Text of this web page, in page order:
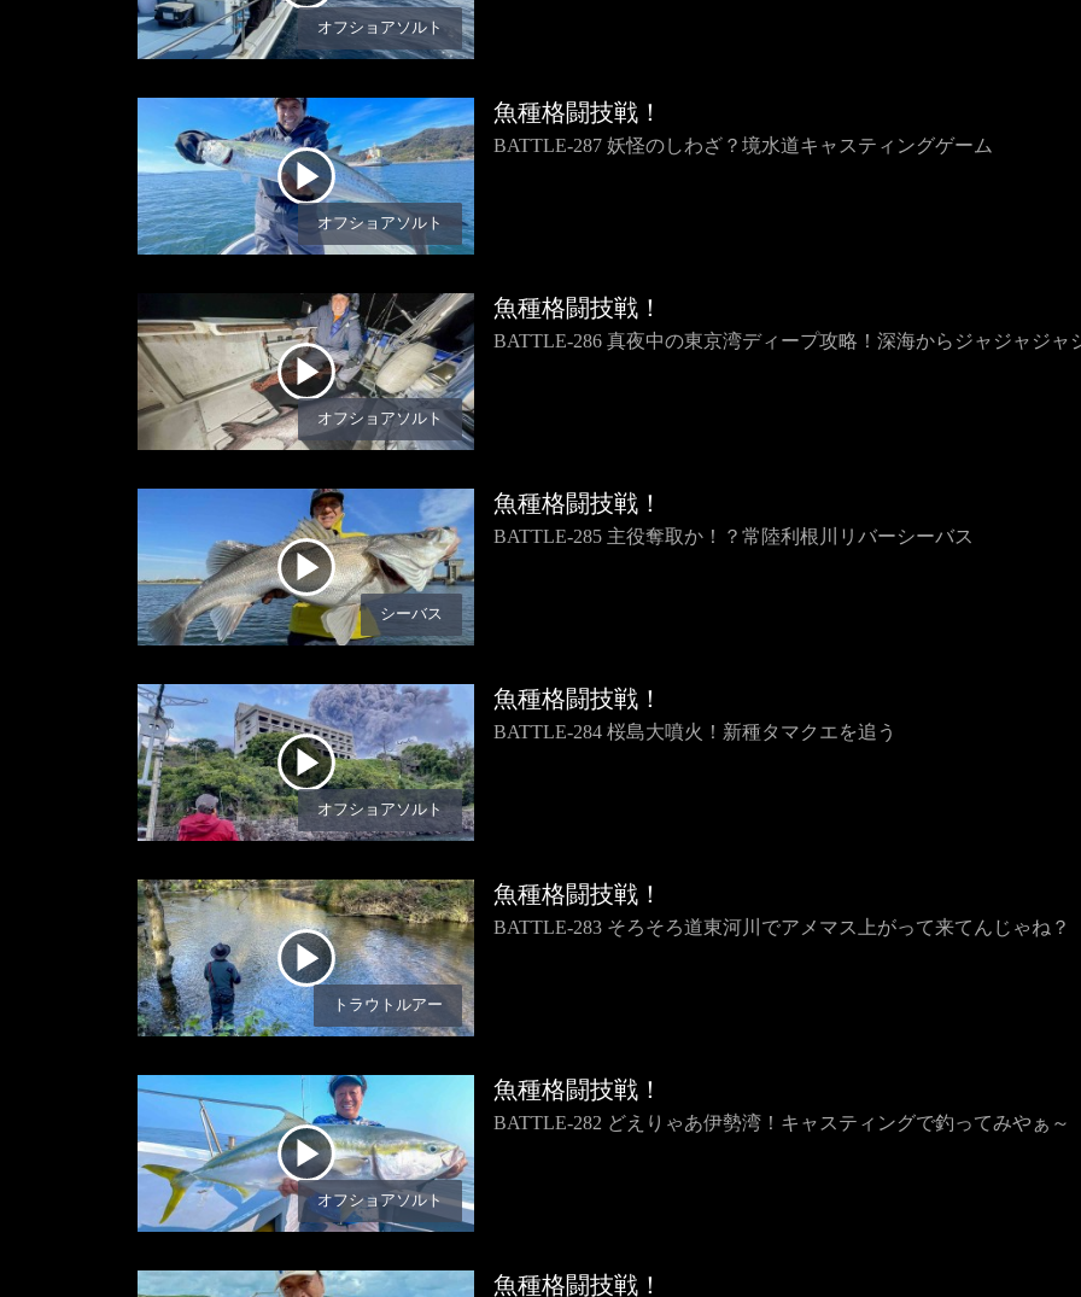
オフショアソルト
オフショアソルト
魚種格闘技戦！
BATTLE-287 妖怪のしわざ？境水道キャスティングゲーム
オフショアソルト
魚種格闘技戦！
BATTLE-286 真夜中の東京湾ディープ攻略！深海からジャジャジャ
シーバス
魚種格闘技戦！
BATTLE-285 主役奪取か！？常陸利根川リバーシーバス
オフショアソルト
魚種格闘技戦！
BATTLE-284 桜島大噴火！新種タマクエを追う
トラウトルアー
魚種格闘技戦！
BATTLE-283 そろそろ道東河川でアメマス上がって来てんじゃね？
オフショアソルト
魚種格闘技戦！
BATTLE-282 どえりゃあ伊勢湾！キャスティングで釣ってみやぁ～
魚種格闘技戦！